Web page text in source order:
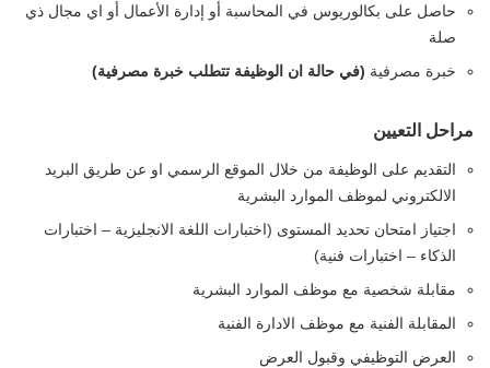
حاصل على بكالوريوس في المحاسبة أو إدارة الأعمال أو اي مجال ذي
صلة
خبرة مصرفية (في حالة ان الوظيفة تتطلب خبرة مصرفية)
مراحل التعيين
التقديم على الوظيفة من خلال الموقع الرسمي او عن طريق البريد
الالكتروني لموظف الموارد البشرية
اجتياز امتحان تحديد المستوى (اختبارات اللغة الانجليزية – اختبارات
الذكاء – اختبارات فنية)
مقابلة شخصية مع موظف الموارد البشرية
المقابلة الفنية مع موظف الادارة الفنية
العرض التوظيفي وقبول العرض